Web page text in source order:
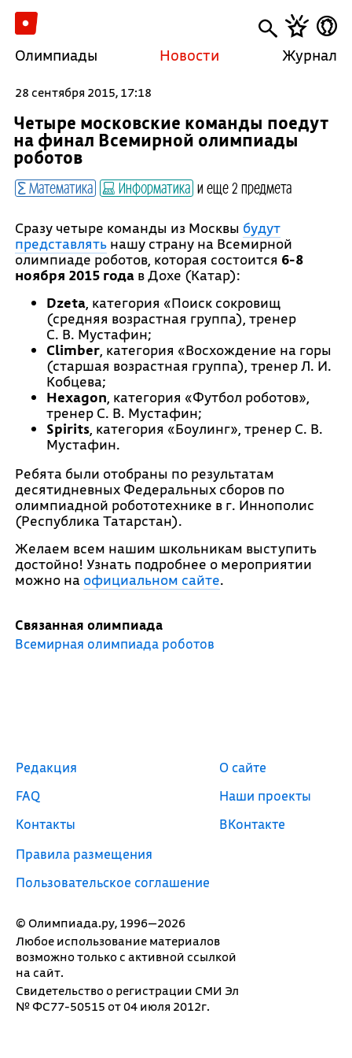
Олимпиады Новости Журнал
28 сентября 2015, 17:18
Четыре московские команды поедут
на финал Всемирной олимпиады
роботов
Математика Информатика и еще 2 предмета
Сразу четыре команды из Москвы будут
представлятьнашу страну на Всемирной
олимпиаде роботов, которая состоится 6-8
ноября 2015 годав Дохе (Катар):
Dzeta, категория «Поиск сокровищ
(средняя возрастная группа), тренер
С. В. Мустафин;
Climber, категория «Восхождение на горы
(старшая возрастная группа), тренер Л. И.
Кобцева;
Hexagon, категория «Футбол роботов»,
тренер С. В. Мустафин;
Spirits, категория «Боулинг», тренер С. В.
Мустафин.
Ребята были отобраны по результатам
десятидневных Федеральных сборов по
олимпиадной робототехнике в г. Иннополис
(Республика Татарстан).
Желаем всем нашим школьникам выступить
достойно! Узнать подробнее о мероприятии
можно на официальном сайте.
Связанная олимпиада
Всемирная олимпиада роботов
© Олимпиада.ру, 1996—2026
Любое использование материалов
возможно только с активной ссылкой
на сайт.
Свидетельство о регистрации СМИ Эл
№ ФС77-50515 от 04 июля 2012г.
Редакция
FAQ
Контакты
Правила размещения
Пользовательское соглашение
О сайте
Наши проекты
ВКонтакте